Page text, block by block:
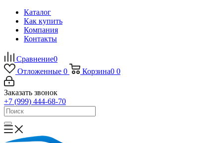
Каталог
Как купить
Компания
Контакты
Сравнение0
Отложенные 0 Корзина0 0
Заказать звонок
+7 (999) 444-68-70